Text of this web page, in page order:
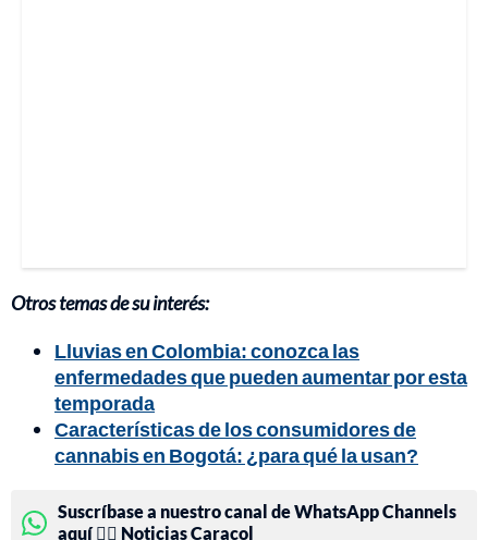
Otros temas de su interés:
Lluvias en Colombia: conozca las
enfermedades que pueden aumentar por esta
temporada
Características de los consumidores de
cannabis en Bogotá: ¿para qué la usan?
Suscríbase a nuestro canal de WhatsApp Channels
aquí 👉🏻 Noticias Caracol